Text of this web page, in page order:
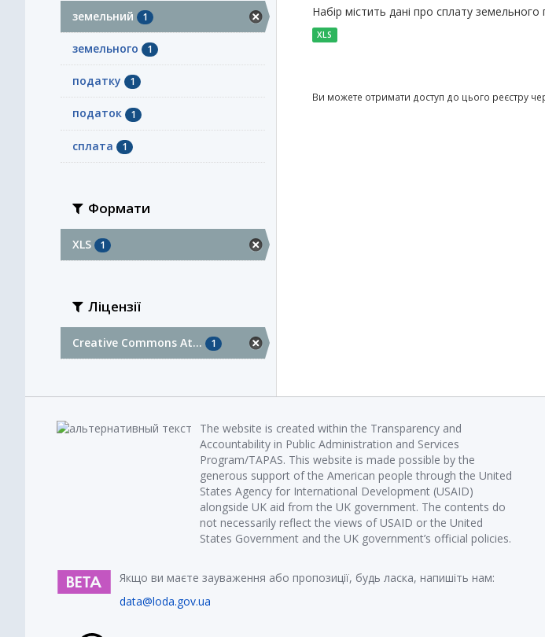
земельний 1
земельного 1
податку 1
податок 1
сплата 1
Формати
XLS 1
Ліцензії
Creative Commons At... 1
Набір містить дані про сплату
XLS
Ви можете отримати доступ до цього реєстру
The website is created within the Transparency and
Accountability in Public Administration and Services
Program/TAPAS. This website is made possible by the
generous support of the American people through the United
States Agency for International Development (USAID)
alongside UK aid from the UK government. The contents do
not necessarily reflect the views of USAID or the United
States Government and the UK government’s official policies.
Якщо ви маєте зауваження або пропозиції, будь ласка, напишіть нам:
data@loda.gov.ua